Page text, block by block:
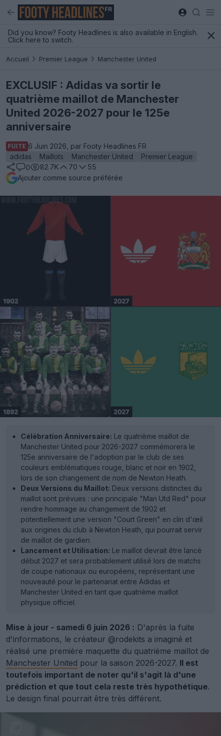
FR
Did you know? Footy Headlines is also available in English.
Click here to switch.
Accueil Premier League Manchester United
EXCLUSIF : Adidas va sortir le
quatrième maillot de Manchester
United 2026-2027 pour le 125e
anniversaire
FUITE 6 Juin 2026, par Footy Headlines FR
adidas
Maillots Manchester United
Premier League
0
82.7K 70
55
Ajouter comme source préférée
Célébration Anniversaire: Le quatrième maillot de
Manchester United pour 2026-2027 commémorera le
125e anniversaire de l'adoption par le club de ses
couleurs emblématiques rouge, blanc et noir en 1902,
lors de son changement de nom de Newton Heath.
Deux Versions du Maillot: Deux versions distinctes du
maillot sont prévues : une principale "Man Utd Red" pour
rendre hommage au changement de 1902 et
potentiellement une version "Court Green" en clin d'œil
aux origines du club à Newton Heath, qui pourrait servir
de maillot de gardien.
Lancement et Utilisation: Le maillot devrait être lancé
début 2027 et sera probablement utilisé lors de matchs
de coupe nationaux ou européens, représentant une
nouveauté pour le partenariat entre Adidas et
Manchester United en tant que quatrième maillot
physique officiel.
Mise à jour - samedi 6 juin 2026 : D'après la fuite
d'informations, le créateur @rodekits a imaginé et
réalisé une première maquette du quatrième maillot de
Manchester United pour la saison 2026-2027. Il est
toutefois important de noter qu'il s'agit là d'une
prédiction et que tout cela reste très hypothétique.
Le design final pourrait être très différent.